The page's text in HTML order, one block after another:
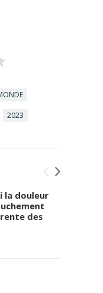
2023
la douleur
des